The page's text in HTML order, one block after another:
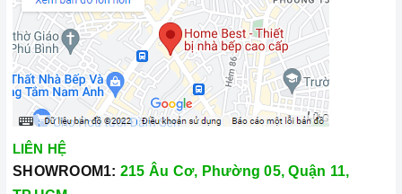
LIÊN HỆ
SHOWROOM1: 215 Âu Cơ, Phường 05, Quận 11,